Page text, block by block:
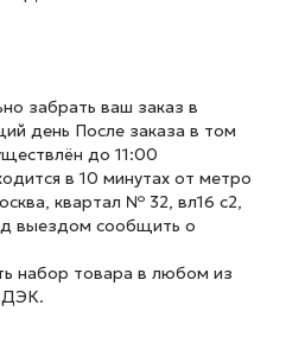
забрать ваш заказ в
день После заказа в том
до 11:00
в 10 минутах от метро
квартал № 32, вл16 с2,
выездом сообщить о
набор товара в любом из